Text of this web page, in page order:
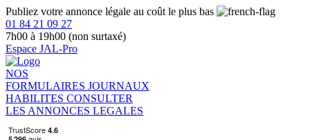
Publiez votre annonce légale au coût le plus bas
01 84 21 09 27
7h00 à 19h00 (non surtaxé)
Espace JAL-Pro
NOS
FORMULAIRES JOURNAUX
HABILITES CONSULTER
LES ANNONCES LEGALES